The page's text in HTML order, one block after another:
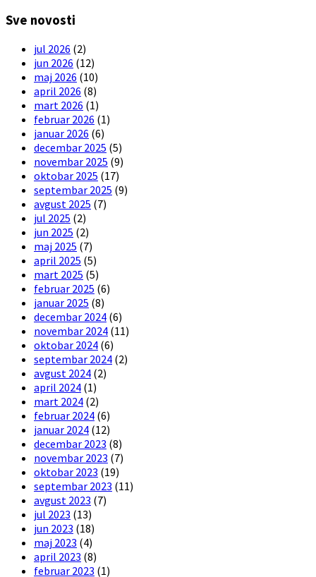
Sve novosti
jul 2026 (2)
jun 2026 (12)
maj 2026 (10)
april 2026 (8)
mart 2026 (1)
februar 2026 (1)
januar 2026 (6)
decembar 2025 (5)
novembar 2025 (9)
oktobar 2025 (17)
septembar 2025 (9)
avgust 2025 (7)
jul 2025 (2)
jun 2025 (2)
maj 2025 (7)
april 2025 (5)
mart 2025 (5)
februar 2025 (6)
januar 2025 (8)
decembar 2024 (6)
novembar 2024 (11)
oktobar 2024 (6)
septembar 2024 (2)
avgust 2024 (2)
april 2024 (1)
mart 2024 (2)
februar 2024 (6)
januar 2024 (12)
decembar 2023 (8)
novembar 2023 (7)
oktobar 2023 (19)
septembar 2023 (11)
avgust 2023 (7)
jul 2023 (13)
jun 2023 (18)
maj 2023 (4)
april 2023 (8)
februar 2023 (1)